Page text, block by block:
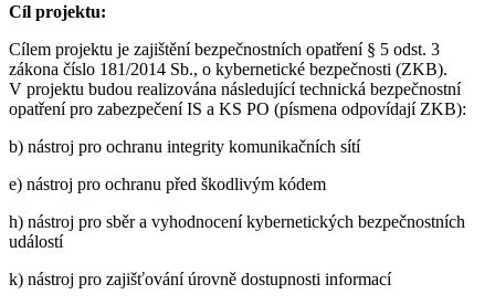
Cíl projektu:
Cílem projektu je zajištění bezpečnostních opatření § 5 odst. 3
zákona číslo 181/2014 Sb., o kybernetické bezpečnosti (ZKB).
V projektu budou realizována následující technická bezpečnostní
opatření pro zabezpečení IS a KS PO (písmena odpovídají ZKB):
b) nástroj pro ochranu integrity komunikačních sítí
e) nástroj pro ochranu před škodlivým kódem
h) nástroj pro sběr a vyhodnocení kybernetických bezpečnostních
událostí
k) nástroj pro zajišťování úrovně dostupnosti informací